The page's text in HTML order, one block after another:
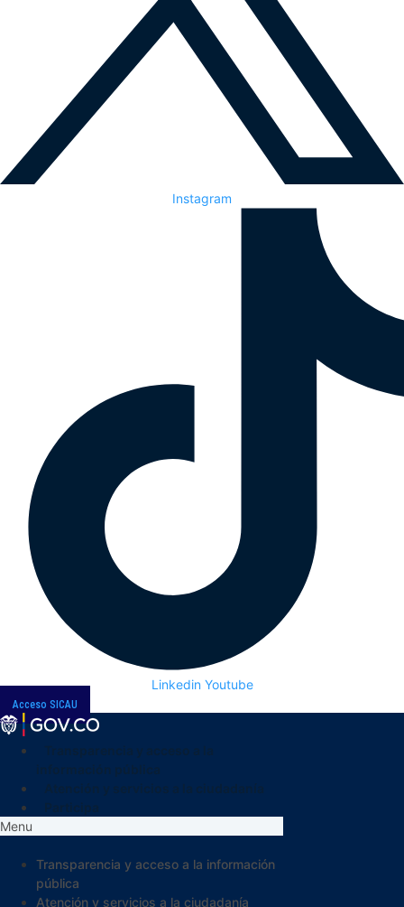
Instagram
Linkedin Youtube
Acceso SICAU
Menu
Transparencia y acceso a la información
pública
Atención y servicios a la ciudadanía